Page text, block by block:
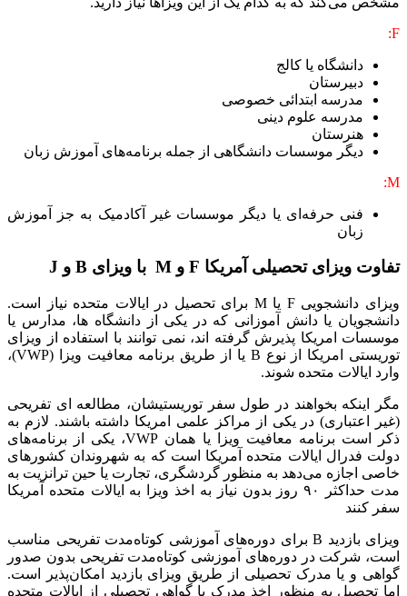
F:
دانشگاه یا کالج
دبیرستان
مدرسه ابتدائی خصوصی
مدرسه علوم دینی
هنرستان
دیگر موسسات دانشگاهی از جمله برنامه‌های آموزش زبان
M:
فنی حرفه‌ای یا دیگر موسسات غیر آکادمیک به جز آموزش
زبان
تفاوت ویزای تحصیلی آمریکا F و M با ویزای B و J
ویزای دانشجویی F یا M برای تحصیل در ایالات متحده نیاز است.
دانشجویان یا دانش آموزانی که در یکی از دانشگاه ها، مدارس یا
موسسات امریکا پذیرش گرفته اند، نمی توانند با استفاده از ویزای
توریستی امریکا از نوع B یا از طریق برنامه معافیت ویزا (VWP)،
وارد ایالات متحده شوند.
مگر اینکه بخواهند در طول سفر توریستیشان، مطالعه ای تفریحی
(غیر اعتباری) در یکی از مراکز علمی امریکا داشته باشند. لازم به
ذکر است برنامه معافیت ویزا یا همان VWP، یکی از برنامه‌های
دولت فدرال ایالات متحده آمریکا است که به شهروندان کشورهای
خاصی اجازه می‌دهد به منظور گردشگری، تجارت یا حین ترانزیت به
مدت حداکثر ۹۰ روز بدون نیاز به اخذ ویزا به ایالات متحده آمریکا
سفر کنند
ویزای بازدید B برای دوره‌های آموزشی کوتاه‌مدت تفریحی مناسب
است، شرکت در دوره‌های آموزشی کوتاه‌مدت تفریحی بدون صدور
گواهی و یا مدرک تحصیلی از طریق ویزای بازدید امکان‌پذیر است.
اما تحصیل به منظور اخذ مدرک یا گواهی تحصیلی از ایالات متحده